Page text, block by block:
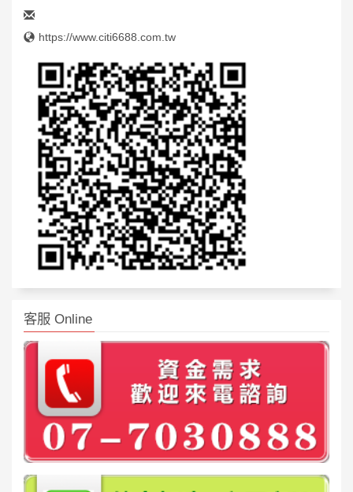
https://www.citi6688.com.tw
客服 Online